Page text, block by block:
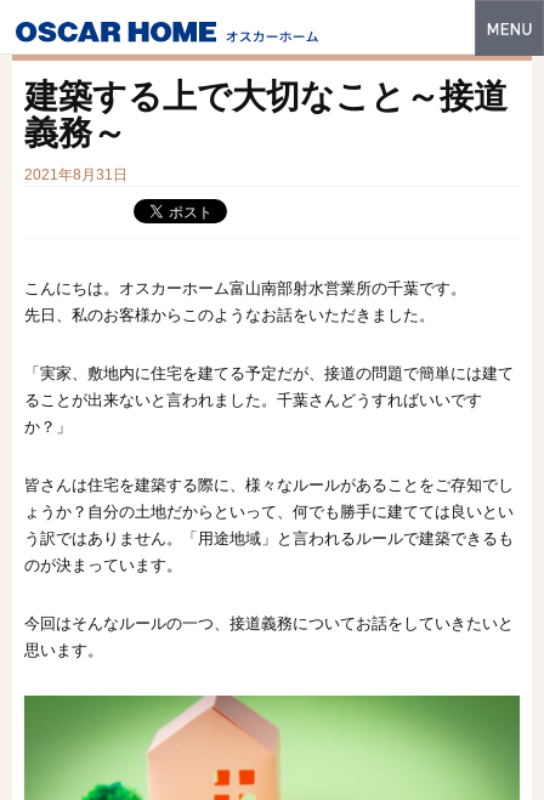
特長
イベント・モデルハウス
建築実例
フォトギャラリー
スマートセレクト
土地情報
建築する上で大切なこと～接道
義務～
2021年8月31日
こんにちは。オスカーホーム富山南部射水営業所の千葉です。
先日、私のお客様からこのようなお話をいただきました。
「実家、敷地内に住宅を建てる予定だが、接道の問題で簡単には建て
ることが出来ないと言われました。千葉さんどうすればいいです
か？」
皆さんは住宅を建築する際に、様々なルールがあることをご存知でし
ょうか？自分の土地だからといって、何でも勝手に建てては良いとい
う訳ではありません。「用途地域」と言われるルールで建築できるも
のが決まっています。
今回はそんなルールの一つ、接道義務についてお話をしていきたいと
思います。